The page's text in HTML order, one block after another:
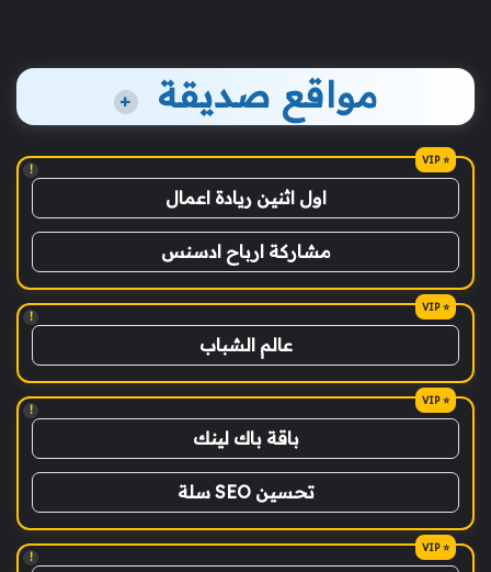
مواقع صديقة +
!
اول اثنين ريادة اعمال
مشاركة ارباح ادسنس
!
عالم الشباب
!
باقة باك لينك
تحسين SEO سلة
!